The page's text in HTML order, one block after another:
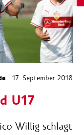
17. September 2018
U17
Willig schlägt